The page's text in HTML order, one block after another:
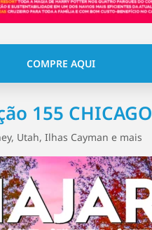
COMPRE AQUI
155 CHICAGO
Utah, Ilhas Cayman e mais